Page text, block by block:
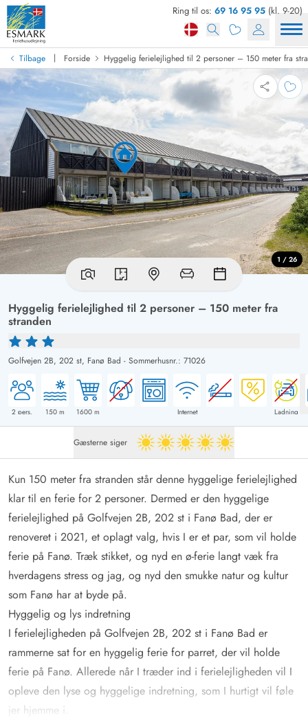
Ring til os: 69 16 95 95 (kl. 9-20)
Tilbage | Forside Hyggelig ferielejlighed til 2 personer – 150 meter fra
Hyggelig ferielejlighed til 2 personer – 150 meter fra
stranden
Golfvejen 2B, 202 st, Fanø Bad - Sommerhusnr.: 71026
2 pers. 150 m 1600 m Internet Ladning
1 / 26
Gæsterne siger 5 ud af 5
Kun 150 meter fra stranden står denne hyggelige ferielejlighed
klar til en ferie for 2 personer. Dermed er den hyggelige
ferielejlighed på Golfvejen 2B, 202 st i Fanø Bad, der er
renoveret i 2021, et oplagt valg, hvis I er et par, som vil holde
ferie på Fanø. Træk stikket, og nyd en ø-ferie langt væk fra
hverdagens stress og jag, og nyd den smukke natur og kultur
som Fanø har at byde på.
Hyggelig og lys indretning
I ferielejligheden på Golfvejen 2B, 202 st i Fanø Bad er
rammerne sat for en hyggelig ferie for parret, der vil holde
ferie på Fanø. Allerede når I træder ind i ferielejligheden vil I
opleve den lyse og hyggelige indretning, som I hurtigt vil føle
jer hjemme i.